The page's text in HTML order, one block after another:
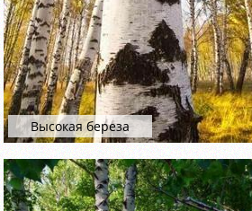
Высокая береза